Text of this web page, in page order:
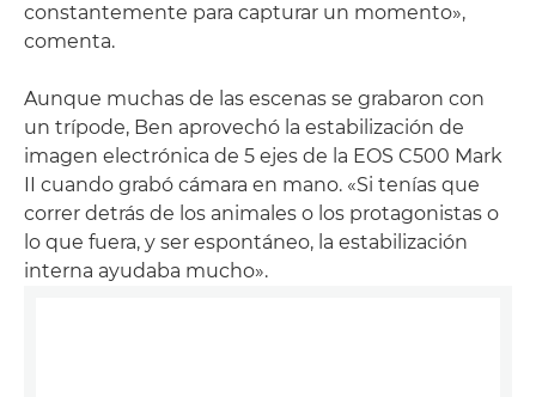
constantemente para capturar un momento»,
comenta.
Aunque muchas de las escenas se grabaron con
un trípode, Ben aprovechó la estabilización de
imagen electrónica de 5 ejes de la EOS C500 Mark
II cuando grabó cámara en mano. «Si tenías que
correr detrás de los animales o los protagonistas o
lo que fuera, y ser espontáneo, la estabilización
interna ayudaba mucho».